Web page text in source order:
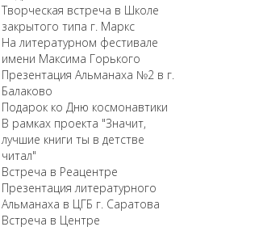
Творческая встреча в Школе
закрытого типа г. Маркс
На литературном фестивале
имени Максима Горького
Презентация Альманаха №2 в г.
Балаково
Подарок ко Дню космонавтики
В рамках проекта "Значит,
лучшие книги ты в детстве
читал"
Встреча в Реацентре
Презентация литературного
Альманаха в ЦГБ г. Саратова
Встреча в Центре